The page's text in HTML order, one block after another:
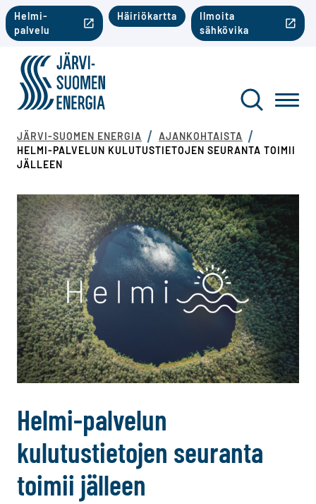
Siirry sisältöön
Toinen valikko mobiili
Helmi-
palvelu
Häiriökartta
Ilmoita
sähkövika
Järvi-Suomen Energia
Toinen
Haku
JÄRVI-SUOMEN ENERGIA
AJANKOHTAISTA
HELMI-PALVELUN KULUTUSTIETOJEN SEURANTA TOIMII
JÄLLEEN
Helmi-palvelun
kulutustietojen seuranta
toimii jälleen